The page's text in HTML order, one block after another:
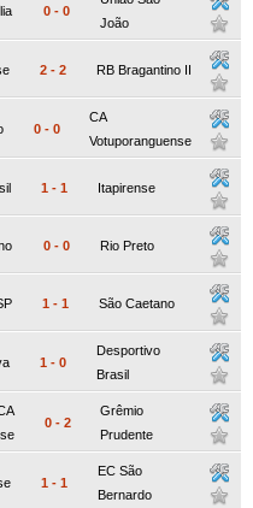
0 - 0
João
2 - 2 RB Bragantino II
0 - 0
CA
Votuporanguense
1 - 1 Itapirense
0 - 0 Rio Preto
1 - 1 São Caetano
1 - 0
Desportivo
Brasil
0 - 2
Grêmio
Prudente
1 - 1
EC São
Bernardo